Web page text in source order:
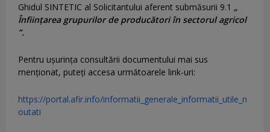
Ghidul SINTETIC al Solicitantului aferent submăsurii 9.1 „
Înființarea grupurilor de producători în sectorul agricol
”.
Pentru uşurinţa consultării documentului mai sus
menţionat, puteţi accesa următoarele link-uri:
https://portal.afir.info/informatii_generale_informatii_utile_n
outati